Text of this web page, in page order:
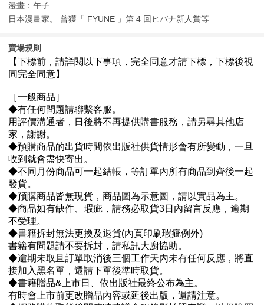
漫畫：午子
日本漫畫家。 曾獲「 FYUNE 」第 4 回ヒバナ新人賞等
賣場規則